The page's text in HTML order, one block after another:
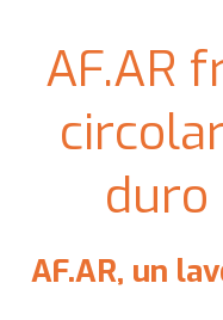
AF.AR
duro
AF.AR, un